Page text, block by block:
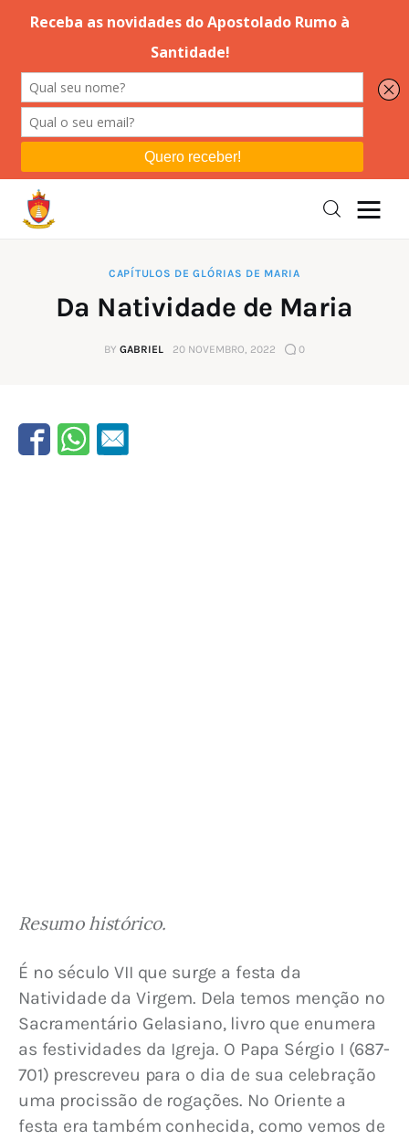
Editorial
Orações
Instruções
Espiritualidade
CAPÍTULOS DE GLÓRIAS DE MARIA
Da Natividade de Maria
BY GABRIEL 20 NOVEMBRO, 2022 0
Resumo histórico.
É no século VII que surge a festa da
Natividade da Virgem. Dela temos menção no
Sacramentário Gelasiano, livro que enumera
as festividades da Igreja. O Papa Sérgio I (687-
701) prescreveu para o dia de sua celebração
uma procissão de rogações. No Oriente a
festa era também conhecida, como vemos de